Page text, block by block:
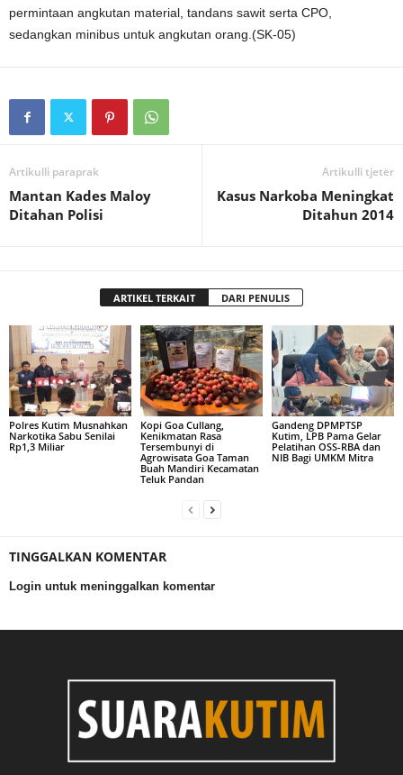
permintaan angkutan material, tandans sawit serta CPO,
sedangkan minibus untuk angkutan orang.(SK-05)
Artikulli paraprak
Mantan Kades Maloy
Ditahan Polisi
Artikulli tjetër
Kasus Narkoba Meningkat
Ditahun 2014
ARTIKEL TERKAIT DARI PENULIS
Polres Kutim Musnahkan
Narkotika Sabu Senilai
Rp1,3 Miliar
Kopi Goa Cullang,
Kenikmatan Rasa
Tersembunyi di
Agrowisata Goa Taman
Buah Mandiri Kecamatan
Teluk Pandan
Gandeng DPMPTSP
Kutim, LPB Pama Gelar
Pelatihan OSS-RBA dan
NIB Bagi UMKM Mitra
TINGGALKAN KOMENTAR
Login untuk meninggalkan komentar